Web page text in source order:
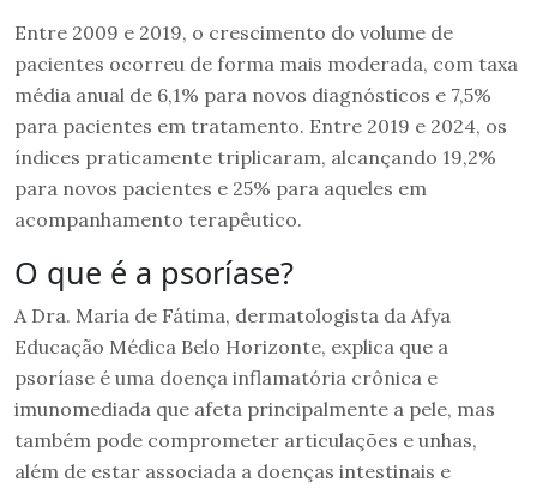
Entre 2009 e 2019, o crescimento do volume de
pacientes ocorreu de forma mais moderada, com taxa
média anual de 6,1% para novos diagnósticos e 7,5%
para pacientes em tratamento. Entre 2019 e 2024, os
índices praticamente triplicaram, alcançando 19,2%
para novos pacientes e 25% para aqueles em
acompanhamento terapêutico.
O que é a psoríase?
A Dra. Maria de Fátima, dermatologista da Afya
Educação Médica Belo Horizonte, explica que a
psoríase é uma doença inflamatória crônica e
imunomediada que afeta principalmente a pele, mas
também pode comprometer articulações e unhas,
além de estar associada a doenças intestinais e